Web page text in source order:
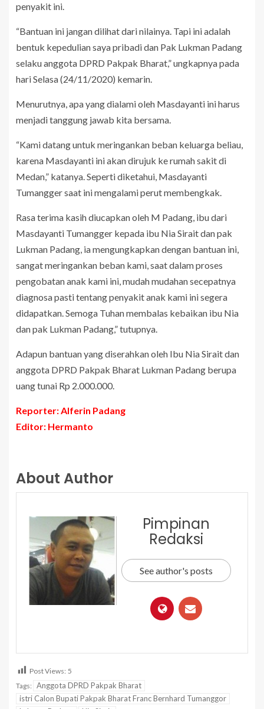
penyakit ini.
“Bantuan ini jangan dilihat dari nilainya. Tapi ini adalah
bentuk kepedulian saya pribadi dan Pak Lukman Padang
selaku anggota DPRD Pakpak Bharat,” ungkapnya pada
hari Selasa (24/11/2020) kemarin.
Menurutnya, apa yang dialami oleh Masdayanti ini harus
menjadi tanggung jawab kita bersama.
“Kami datang untuk meringankan beban keluarga beliau,
karena Masdayanti ini akan dirujuk ke rumah sakit di
Medan,” katanya. Seperti diketahui, Masdayanti
Tumangger saat ini mengalami perut membengkak.
Rasa terima kasih diucapkan oleh M Padang, ibu dari
Masdayanti Tumangger kepada ibu Nia Sirait dan pak
Lukman Padang, ia mengungkapkan dengan bantuan ini,
sangat meringankan beban kami, saat dalam proses
pengobatan anak kami ini, mudah mudahan secepatnya
diagnosa pasti tentang penyakit anak kami ini segera
didapatkan. Semoga Tuhan membalas kebaikan ibu Nia
dan pak Lukman Padang,” tutupnya.
Adapun bantuan yang diserahkan oleh Ibu Nia Sirait dan
anggota DPRD Pakpak Bharat Lukman Padang berupa
uang tunai Rp 2.000.000.
Reporter: Alferin Padang
Editor: Hermanto
About Author
Pimpinan
Redaksi
See author's posts
Post Views: 5
Tags: Anggota DPRD Pakpak Bharat
istri Calon Bupati Pakpak Bharat Franc Bernhard Tumanggor